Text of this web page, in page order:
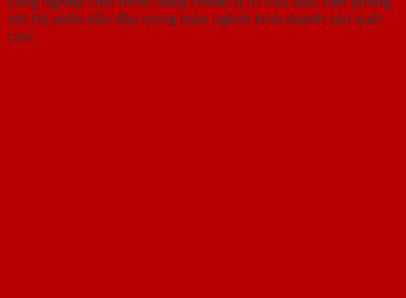
với thị phần dẫn đầu trong toàn ngành kinh doanh sản xuất
cửa.